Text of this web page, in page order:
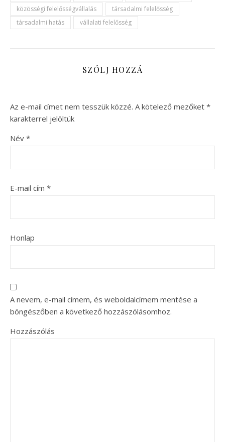
közösségi felelősségvállalás
társadalmi felelősség
társadalmi hatás
vállalati felelősség
SZÓLJ HOZZÁ
Az e-mail címet nem tesszük közzé. A kötelező mezőket *
karakterrel jelöltük
Név *
E-mail cím *
Honlap
A nevem, e-mail címem, és weboldalcímem mentése a
böngészőben a következő hozzászólásomhoz.
Hozzászólás